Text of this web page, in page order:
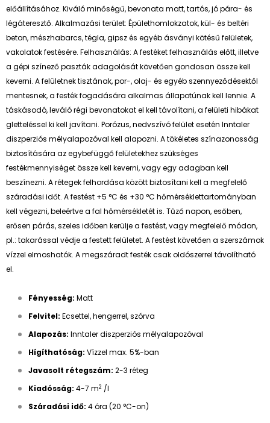
előállításához. Kiváló minőségű, bevonata matt, tartós, jó pára- és
légáteresztő. Alkalmazási terület: Épülethomlokzatok, kül- és beltéri
beton, mészhabarcs, tégla, gipsz és egyéb ásványi kötésű felületek,
vakolatok festésére. Felhasználás: A festéket felhasználás előtt, illetve
a gépi színező paszták adagolását követően gondosan össze kell
keverni. A felületnek tisztának, por-, olaj- és egyéb szennyeződésektől
mentesnek, a festék fogadására alkalmas állapotúnak kell lennie. A
táskásodó, leváló régi bevonatokat el kell távolítani, a felületi hibákat
gletteléssel ki kell javítani. Porózus, nedvszívó felület esetén Inntaler
diszperziós mélyalapozóval kell alapozni. A tökéletes színazonosság
biztosítására az egybefüggő felületekhez szükséges
festékmennyiséget össze kell keverni, vagy egy adagban kell
beszínezni. A rétegek felhordása között biztosítani kell a megfelelő
száradási időt. A festést +5 °C és +30 °C hőmérséklettartományban
kell végezni, beleértve a fal hőmérsékletét is. Tűző napon, esőben,
erősen párás, szeles időben kerülje a festést, vagy megfelelő módon,
pl.: takarással védje a festett felületet. A festést követően a szerszámok
vízzel elmoshatók. A megszáradt festék csak oldószerrel távolítható
el.
Fényesség: Matt
Felvitel: Ecsettel, hengerrel, szórva
Alapozás: Inntaler diszperziós mélyalapozóval
Hígíthatóság: Vízzel max. 5%-ban
Javasolt rétegszám: 2-3 réteg
Kiadósság: 4-7 m2 /l
Száradási idő: 4 óra (20 °C-on)